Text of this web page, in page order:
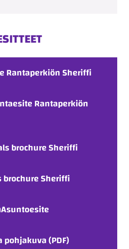
Rantaperkiön Sheriffi
Rantaperkiön
brochure Sheriffi
brochure Sheriffi
Asuntoesite
pohjakuva (PDF)